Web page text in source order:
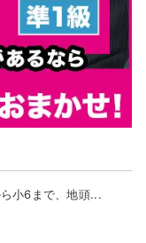
ら小6まで、地頭...